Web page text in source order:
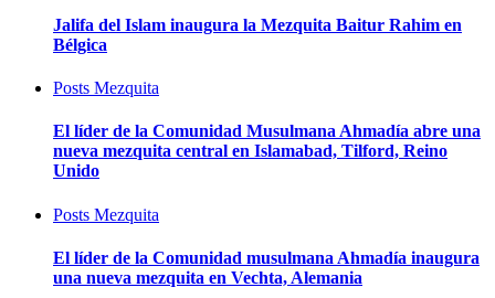
Jalifa del Islam inaugura la Mezquita Baitur Rahim en
Bélgica
Posts Mezquita
El líder de la Comunidad Musulmana Ahmadía abre una
nueva mezquita central en Islamabad, Tilford, Reino
Unido
Posts Mezquita
El líder de la Comunidad musulmana Ahmadía inaugura
una nueva mezquita en Vechta, Alemania